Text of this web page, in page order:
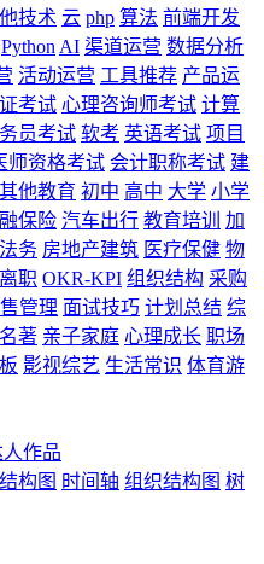
技术 云 php 算法 前端开发
Python AI 渠道运营 数据分析
活动运营 工具推荐 产品运
考试 心理咨询师考试 计算
员考试 软考 英语考试 项目
师资格考试 会计职称考试 建
其他教育 初中 高中 大学 小学
保险 汽车出行 教育培训
加
务 房地产建筑 医疗保健 物
职 OKR-KPI 组织结构 采购
管理 面试技巧 计划总结 综
著 亲子家庭 心理成长 职场
影视综艺 生活常识 体育游
作品
构图 时间轴 组织结构图 树